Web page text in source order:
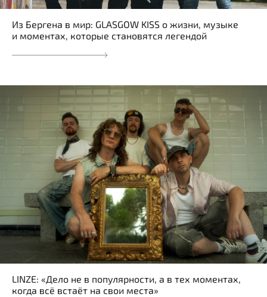
Из Бергена в мир: GLASGOW KISS о жизни, музыке
и моментах, которые становятся легендой
LINZE: «Дело не в популярности, а в тех моментах,
когда всё встаёт на свои места»